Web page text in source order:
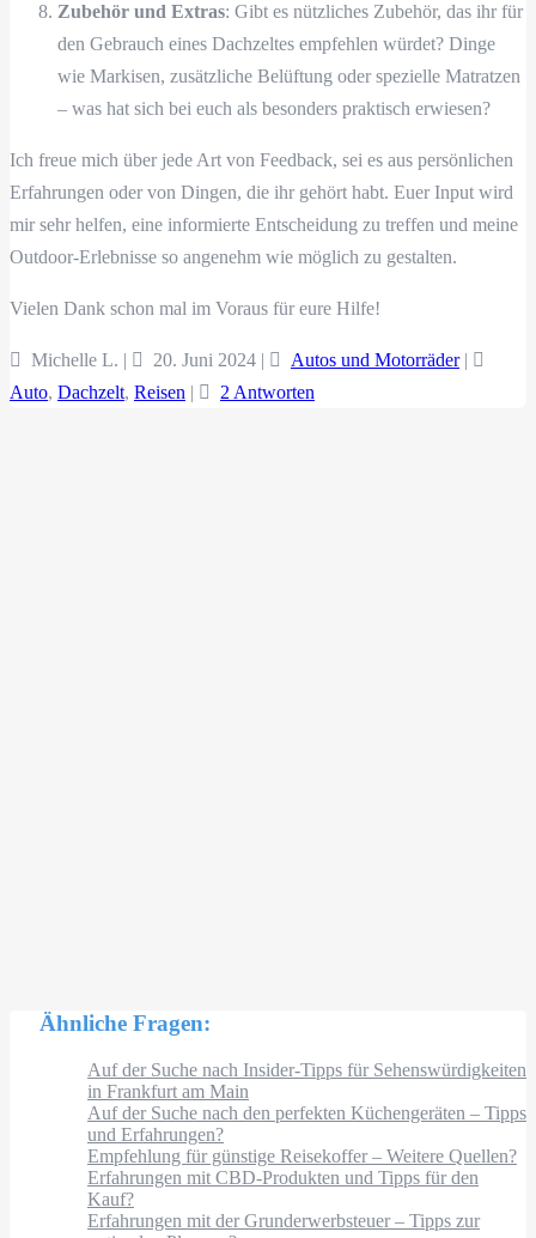
Zubehör und Extras: Gibt es nützliches Zubehör, das ihr für
den Gebrauch eines Dachzeltes empfehlen würdet? Dinge
wie Markisen, zusätzliche Belüftung oder spezielle Matratzen
– was hat sich bei euch als besonders praktisch erwiesen?
Ich freue mich über jede Art von Feedback, sei es aus persönlichen
Erfahrungen oder von Dingen, die ihr gehört habt. Euer Input wird
mir sehr helfen, eine informierte Entscheidung zu treffen und meine
Outdoor-Erlebnisse so angenehm wie möglich zu gestalten.
Vielen Dank schon mal im Voraus für eure Hilfe!
Michelle L. | 20. Juni 2024 | Autos und Motorräder|
Auto, Dachzelt, Reisen | 2 Antworten
Ähnliche Fragen:
Auf der Suche nach Insider-Tipps für Sehenswürdigkeiten
in Frankfurt am Main
Auf der Suche nach den perfekten Küchengeräten – Tipps
und Erfahrungen?
Empfehlung für günstige Reisekoffer – Weitere Quellen?
Erfahrungen mit CBD-Produkten und Tipps für den
Kauf?
Erfahrungen mit der Grunderwerbsteuer – Tipps zur